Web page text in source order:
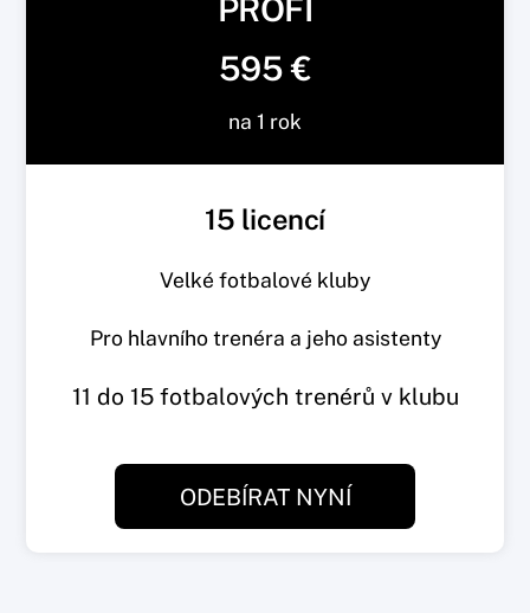
PROFI
595 €
na 1 rok
15 licencí
Velké fotbalové kluby
Pro hlavního trenéra a jeho asistenty
11 do 15 fotbalových trenérů v klubu
ODEBÍRAT NYNÍ